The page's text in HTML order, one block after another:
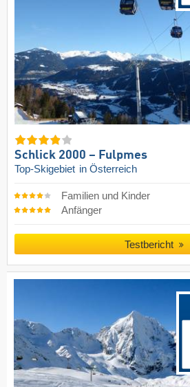
Schlick 2000 – Fulpmes
Top-Skigebiet in Österreich
Familien und Kinder
Anfänger
Testbericht